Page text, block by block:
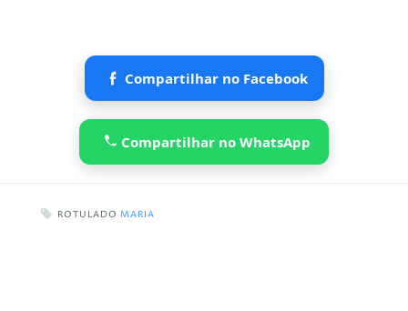
Compartilhar no Facebook
Compartilhar no WhatsApp
ROTULADO MARIA